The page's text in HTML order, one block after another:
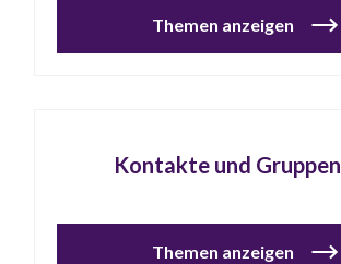
Themen anzeigen
Kontakte und Gruppen
Themen anzeigen